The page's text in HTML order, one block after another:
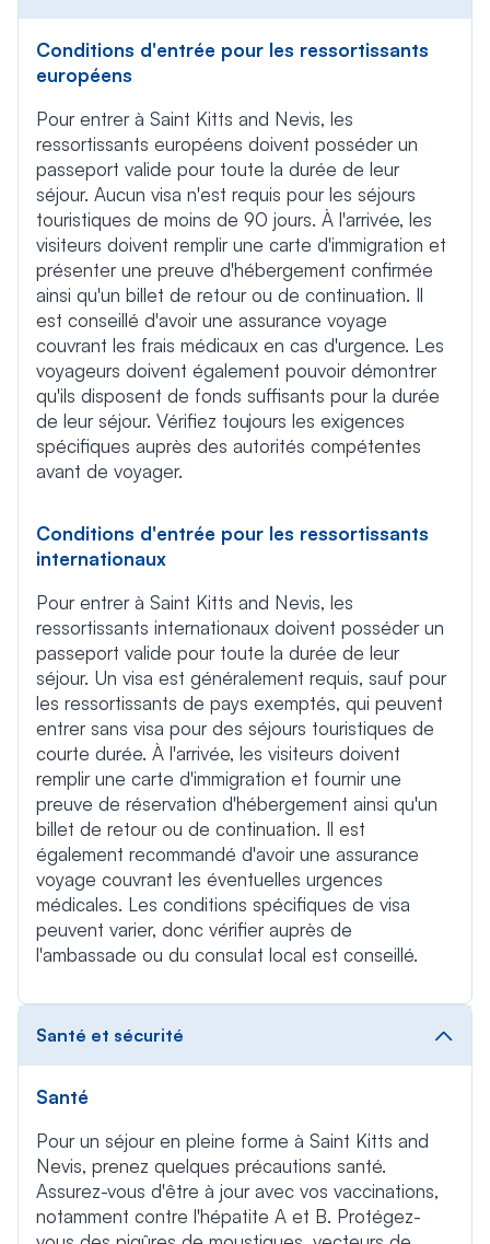
Conditions d'entrée pour les ressortissants
européens
Pour entrer à Saint Kitts and Nevis, les
ressortissants européens doivent posséder un
passeport valide pour toute la durée de leur
séjour. Aucun visa n'est requis pour les séjours
touristiques de moins de 90 jours. À l'arrivée, les
visiteurs doivent remplir une carte d'immigration et
présenter une preuve d'hébergement confirmée
ainsi qu'un billet de retour ou de continuation. Il
est conseillé d'avoir une assurance voyage
couvrant les frais médicaux en cas d'urgence. Les
voyageurs doivent également pouvoir démontrer
qu'ils disposent de fonds suffisants pour la durée
de leur séjour. Vérifiez toujours les exigences
spécifiques auprès des autorités compétentes
avant de voyager.
Conditions d'entrée pour les ressortissants
internationaux
Pour entrer à Saint Kitts and Nevis, les
ressortissants internationaux doivent posséder un
passeport valide pour toute la durée de leur
séjour. Un visa est généralement requis, sauf pour
les ressortissants de pays exemptés, qui peuvent
entrer sans visa pour des séjours touristiques de
courte durée. À l'arrivée, les visiteurs doivent
remplir une carte d'immigration et fournir une
preuve de réservation d'hébergement ainsi qu'un
billet de retour ou de continuation. Il est
également recommandé d'avoir une assurance
voyage couvrant les éventuelles urgences
médicales. Les conditions spécifiques de visa
peuvent varier, donc vérifier auprès de
l'ambassade ou du consulat local est conseillé.
Santé et sécurité
Santé
Pour un séjour en pleine forme à Saint Kitts and
Nevis, prenez quelques précautions santé.
Assurez-vous d'être à jour avec vos vaccinations,
notamment contre l'hépatite A et B. Protégez-